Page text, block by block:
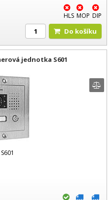
HLS MOP DIP
Do košíku
jednotka S601